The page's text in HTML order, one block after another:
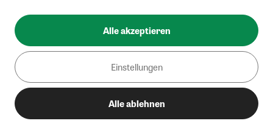
Alle akzeptieren
Einstellungen
Alle ablehnen